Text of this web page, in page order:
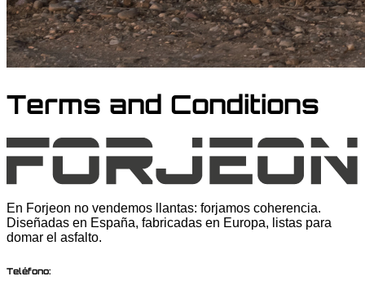
Terms and Conditions
En Forjeon no vendemos llantas: forjamos coherencia.
Diseñadas en España, fabricadas en Europa, listas para
domar el asfalto.
Teléfono: